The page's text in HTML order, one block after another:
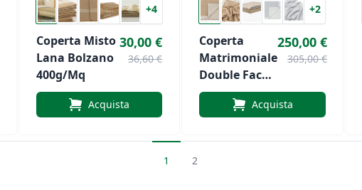
+4
Coperta Misto
Lana Bolzano
400g/mq
30,00 €
36,60 €
Acquista
+2
Coperta
Matrimoniale
Double Face
In 100% Lana
Merinos
Lanerossi
250,00 €
305,00 €
Acquista
1 2